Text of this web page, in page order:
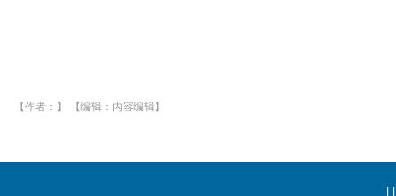
【作者：】 【编辑：内容编辑】
|